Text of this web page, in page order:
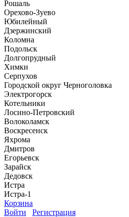
Рошаль
Орехово-Зуево
Юбилейный
Дзержинский
Коломна
Подольск
Долгопрудный
Химки
Серпухов
Городской округ Черноголовка
Электрогорск
Котельники
Лосино-Петровский
Волоколамск
Воскресенск
Яхрома
Дмитров
Егорьевск
Зарайск
Дедовск
Истра
Истра-1
Корзина
Войти
Регистрация